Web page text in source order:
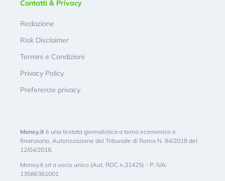
Contatti & Privacy
Redazione
Risk Disclaimer
Termini e Condizioni
Privacy Policy
Preferenze privacy
Money.it è una testata giornalistica a tema economico e
finanziario. Autorizzazione del Tribunale di Roma N. 84/2018 del
12/04/2018.
Money.it srl a socio unico (Aut. ROC n.31425) - P. IVA:
13586361001